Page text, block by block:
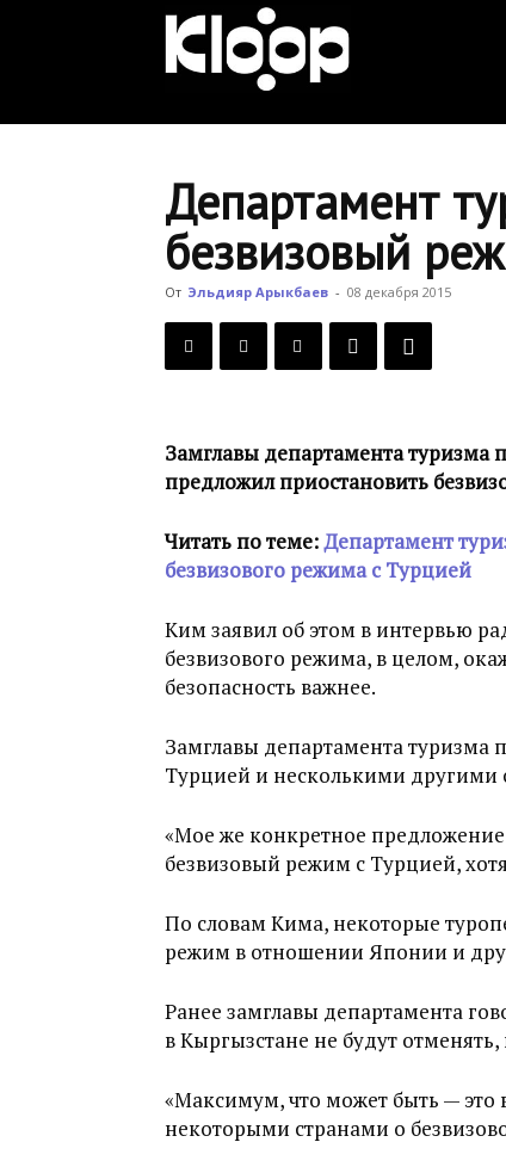
Новости
Кыргызстана
Департамент
безвизовый
От Эльдияр Арыкбаев - 08 декабря 2015
Замглавы департамента
предложил приостановить
Читать по теме:Департамент
безвизового режима с Турцией
Ким заявил об этом в интервью
безвизового режима, в целом,
безопасность важнее.
Замглавы департамента туризма
Турцией и несколькими другими
«Мое же конкретное
безвизовый режим с Турцией,
По словам Кима, некоторые
режим в отношении Японии и
Ранее замглавы департамента
в Кыргызстане не будут
«Максимум, что может быть — это
некоторыми странами о